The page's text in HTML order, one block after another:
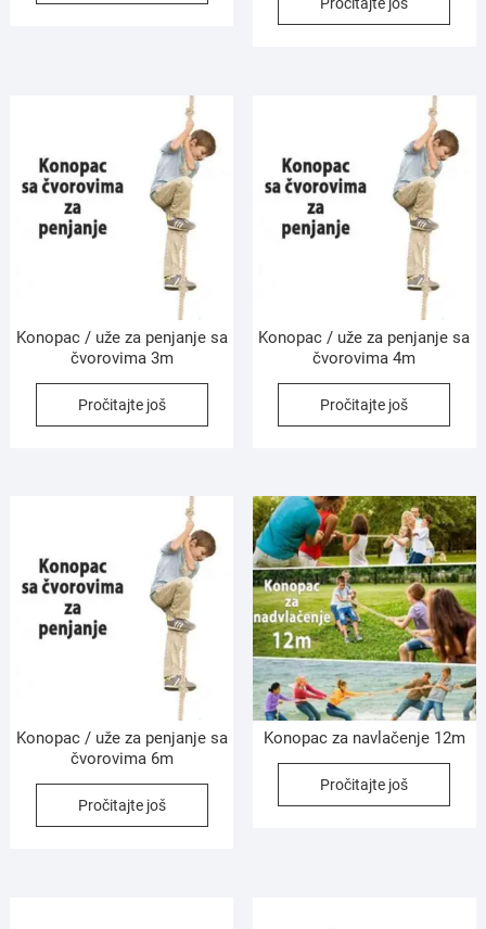
Konopac / uže za penjanje sa
čvorovima 3m
Pročitajte još
Konopac / uže za penjanje sa
čvorovima 4m
Pročitajte još
Konopac / uže za penjanje sa
čvorovima 6m
Pročitajte još
Konopac za navlačenje 12m
Pročitajte još